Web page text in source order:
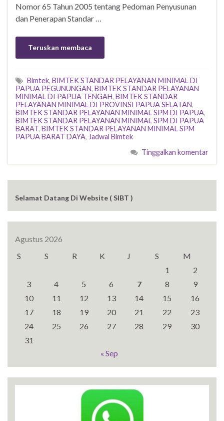
Nomor 65 Tahun 2005 tentang Pedoman Penyusunan
dan Penerapan Standar …
Teruskan membaca
Bimtek, BIMTEK STANDAR PELAYANAN MINIMAL DI
PAPUA PEGUNUNGAN, BIMTEK STANDAR PELAYANAN
MINIMAL DI PAPUA TENGAH, BIMTEK STANDAR
PELAYANAN MINIMAL DI PROVINSI PAPUA SELATAN,
BIMTEK STANDAR PELAYANAN MINIMAL SPM DI PAPUA,
BIMTEK STANDAR PELAYANAN MINIMAL SPM DI PAPUA
BARAT, BIMTEK STANDAR PELAYANAN MINIMAL SPM
PAPUA BARAT DAYA, Jadwal Bimtek
Tinggalkan komentar
Selamat Datang Di Website ( SIBT )
Agustus 2026
S
S R K J S
M
1
2
3
4 5 6 7 8
9
10
11 12 13 14 15
16
17
18 19 20 21 22
23
24
25 26 27 28 29
30
31
« Sep